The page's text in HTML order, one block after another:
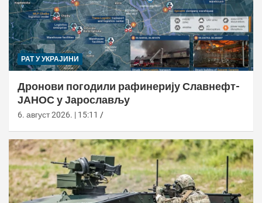
РАТ У УКРАЈИНИ
Дронови погодили рафинерију Славнефт-
ЈАНОС у Јарослављу
6. август 2026. | 15:11